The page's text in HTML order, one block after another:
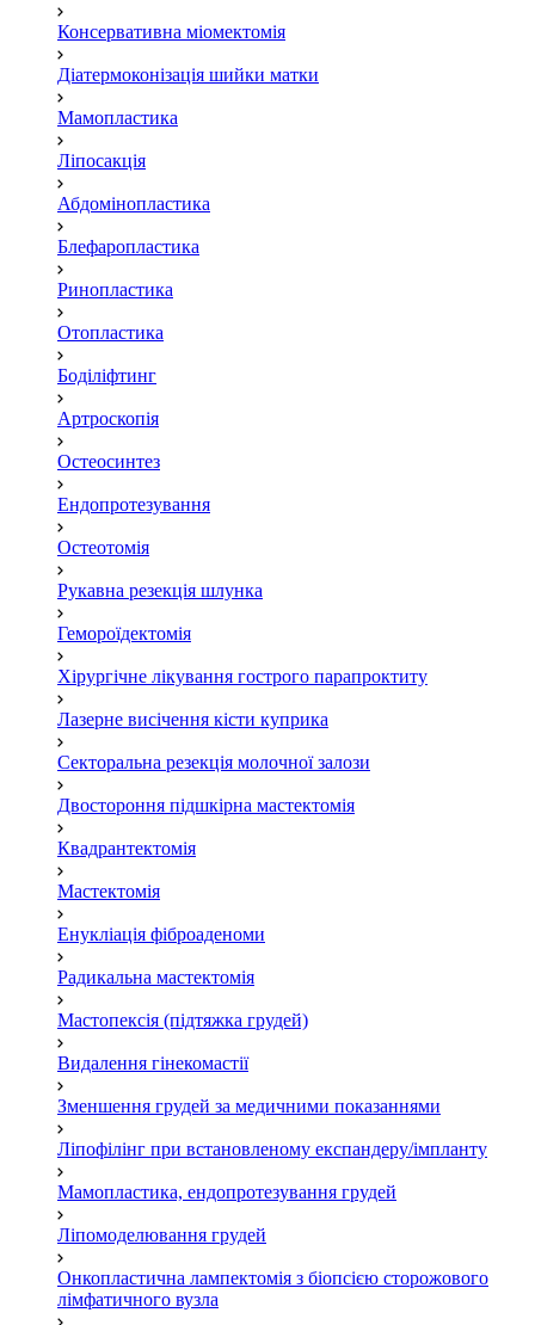
Консервативна міомектомія
Діатермоконізація шийки матки
Мамопластика
Ліпосакція
Абдомінопластика
Блефаропластика
Ринопластика
Отопластика
Боділіфтинг
Артроскопія
Остеосинтез
Ендопротезування
Остеотомія
Рукавна резекція шлунка
Гемороїдектомія
Хірургічне лікування гострого парапроктиту
Лазерне висічення кісти куприка
Секторальна резекція молочної залози
Двостороння підшкірна мастектомія
Квадрантектомія
Мастектомія
Енукліація фіброаденоми
Радикальна мастектомія
Мастопексія (підтяжка грудей)
Видалення гінекомастії
Зменшення грудей за медичними показаннями
Ліпофілінг при встановленому експандеру/імпланту
Мамопластика, ендопротезування грудей
Ліпомоделювання грудей
Онкопластична лампектомія з біопсією сторожового
лімфатичного вузла